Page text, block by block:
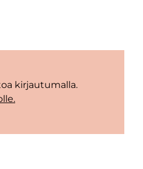
kirjautumalla.